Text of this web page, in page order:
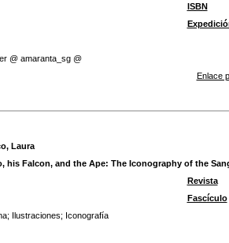
ISBN
@ amaranta_sg @
Enlace
Laura
his Falcon, and the Ape: The Iconography of the
Revista
Fascículo
; Ilustraciones; Iconografía